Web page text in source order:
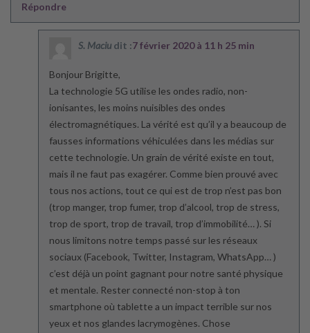
Répondre
S. Maciu dit :7 février 2020 à 11 h 25 min
Bonjour Brigitte,
La technologie 5G utilise les ondes radio, non-
ionisantes, les moins nuisibles des ondes
électromagnétiques. La vérité est qu’il y a beaucoup de
fausses informations véhiculées dans les médias sur
cette technologie. Un grain de vérité existe en tout,
mais il ne faut pas exagérer. Comme bien prouvé avec
tous nos actions, tout ce qui est de trop n’est pas bon
(trop manger, trop fumer, trop d’alcool, trop de stress,
trop de sport, trop de travail, trop d’immobilité… ). Si
nous limitons notre temps passé sur les réseaux
sociaux (Facebook, Twitter, Instagram, WhatsApp… )
c’est déjà un point gagnant pour notre santé physique
et mentale. Rester connecté non-stop à ton
smartphone où tablette a un impact terrible sur nos
yeux et nos glandes lacrymogènes. Chose